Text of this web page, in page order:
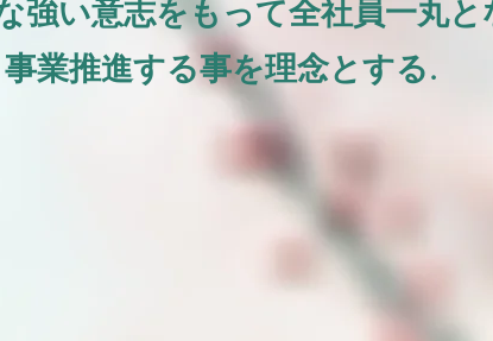
強い意志をもって全社員一丸と
事業推進する事を理念とする.